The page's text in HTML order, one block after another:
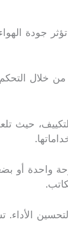
جودة
خلال
واحدة
لتحسين